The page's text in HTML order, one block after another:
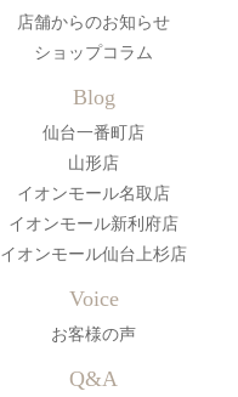
店舗からのお知らせ
ショップコラム
Blog
仙台一番町店
山形店
イオンモール名取店
イオンモール新利府店
イオンモール仙台上杉店
Voice
お客様の声
Q&A